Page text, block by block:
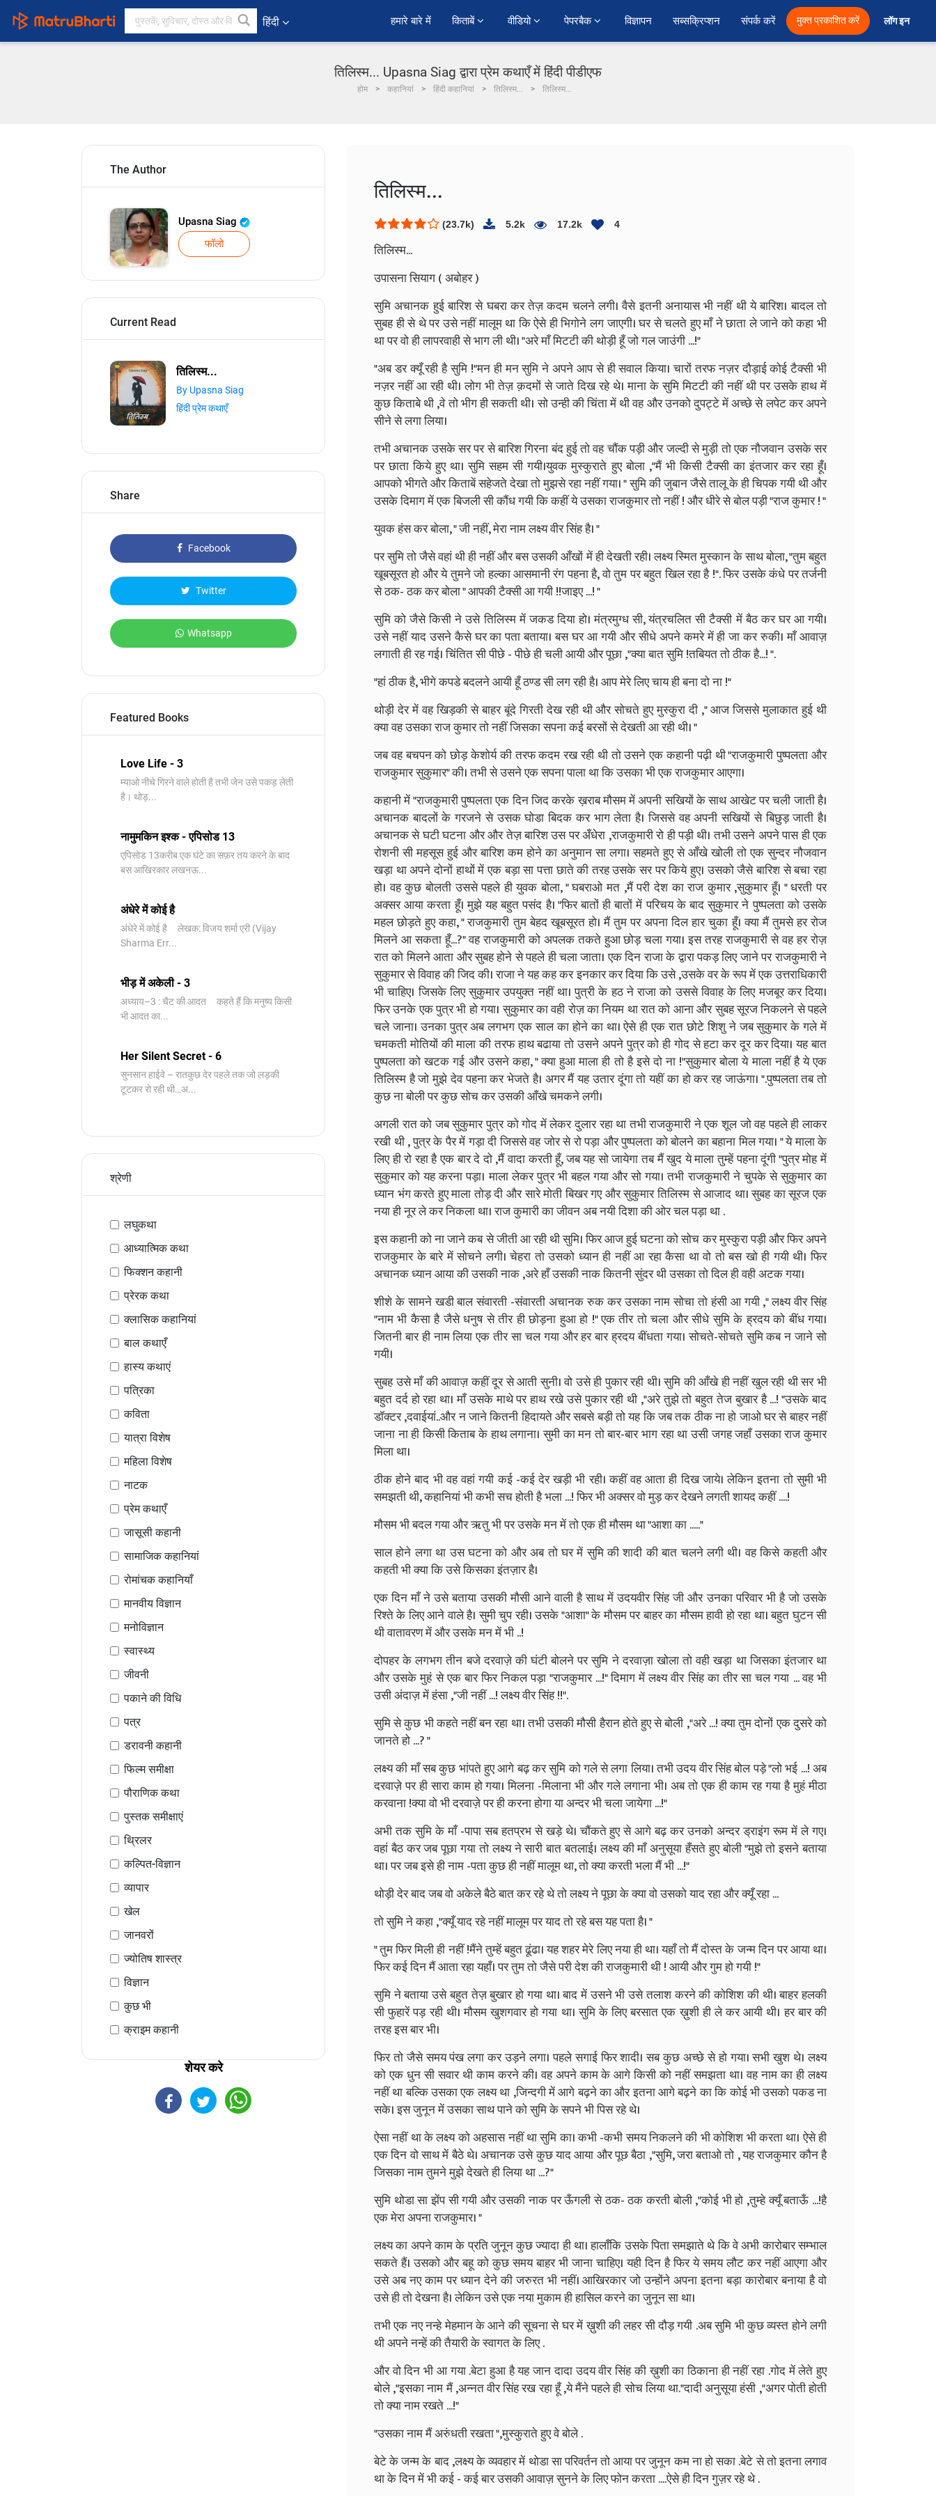
हिंदी हमारे बारे में किताबें वीडियो पेपरबैक विज्ञापन सब्सक्रिप्शन संपर्क करें मुक्त प्रकाशित करें लॉग इन
तिलिस्म... Upasna Siag द्वारा प्रेम कथाएँ में हिंदी पीडीएफ
होम कहानियां हिंदी कहानियां तिलिस्म... तिलिस्म...
The Author
Upasna Siag
फॉलो
Current Read
तिलिस्म...
By Upasna Siag
हिंदी प्रेम कथाएँ
Share
Facebook
Twitter
Whatsapp
Featured Books
Love Life - 3
म्याओ नीचे गिरने वाले होती है तभी जेन उसे पकड़ लेती
है। थोड़...
नामुमकिन इश्क - एपिसोड 13
एपिसोड 13करीब एक घंटे का सफ़र तय करने के बाद
बस आखिरकार लखनऊ...
अंधेरे में कोई है
अंधेरे में कोई है लेखक: विजय शर्मा एरी (Vijay
Sharma Err...
भीड़ में अकेली - 3
अध्याय–3 : चैट की आदत कहते हैं कि मनुष्य किसी
भी आदत का...
Her Silent Secret - 6
सुनसान हाईवे – रातकुछ देर पहले तक जो लड़की
टूटकर रो रही थी…अ...
श्रेणी
लघुकथा
आध्यात्मिक कथा
फिक्शन कहानी
प्रेरक कथा
क्लासिक कहानियां
बाल कथाएँ
हास्य कथाएं
पत्रिका
कविता
यात्रा विशेष
महिला विशेष
नाटक
प्रेम कथाएँ
जासूसी कहानी
सामाजिक कहानियां
रोमांचक कहानियाँ
मानवीय विज्ञान
मनोविज्ञान
स्वास्थ्य
जीवनी
पकाने की विधि
पत्र
डरावनी कहानी
फिल्म समीक्षा
पौराणिक कथा
पुस्तक समीक्षाएं
थ्रिलर
कल्पित-विज्ञान
व्यापार
खेल
जानवरों
ज्योतिष शास्त्र
विज्ञान
कुछ भी
क्राइम कहानी
शेयर करे
तिलिस्म...
(23.7k) 5.2k 17.2k 4
तिलिस्म...
उपासना सियाग ( अबोहर )
सुमि अचानक हुई बारिश से घबरा कर तेज़ कदम चलने लगी। वैसे इतनी अनायास भी नहीं थी ये बारिश। बादल तो
सुबह ही से थे पर उसे नहीं मालूम था कि ऐसे ही भिगोने लग जाएगी। घर से चलते हुए माँ ने छाता ले जाने को कहा भी
था पर वो ही लापरवाही से भाग ली थी। "अरे माँ मिटटी की थोड़ी हूँ जो गल जाउंगी ...!"
"अब डर क्यूँ रही है सुमि !"मन ही मन सुमि ने अपने आप से ही सवाल किया। चारों तरफ नज़र दौड़ाई कोई टैक्सी भी
नज़र नहीं आ रही थी। लोग भी तेज़ क़दमों से जाते दिख रहे थे। माना के सुमि मिटटी की नहीं थी पर उसके हाथ में
कुछ किताबे थी ,वे तो भीग ही सकती थी। सो उन्ही की चिंता में थी वह और उनको दुपट्टे में अच्छे से लपेट कर अपने
सीने से लगा लिया।
तभी अचानक उसके सर पर से बारिश गिरना बंद हुई तो वह चौंक पड़ी और जल्दी से मुड़ी तो एक नौजवान उसके सर
पर छाता किये हुए था। सुमि सहम सी गयी।युवक मुस्कुराते हुए बोला ,"मैं भी किसी टैक्सी का इंतजार कर रहा हूँ।
आपको भीगते और किताबें सहेजते देखा तो मुझसे रहा नहीं गया। " सुमि की जुबान जैसे तालू के ही चिपक गयी थी और
उसके दिमाग में एक बिजली सी कौंध गयी कि कहीं ये उसका राजकुमार तो नहीं ! और धीरे से बोल पड़ी "राज कुमार ! "
युवक हंस कर बोला, " जी नहीं, मेरा नाम लक्ष्य वीर सिंह है। "
पर सुमि तो जैसे वहां थी ही नहीं और बस उसकी आँखों में ही देखती रही। लक्ष्य स्मित मुस्कान के साथ बोला, "तुम बहुत
खूबसूरत हो और ये तुमने जो हल्का आसमानी रंग पहना है, वो तुम पर बहुत खिल रहा है !". फिर उसके कंधे पर तर्जनी
से ठक- ठक कर बोला " आपकी टैक्सी आ गयी !!जाइए ...! "
सुमि को जैसे किसी ने उसे तिलिस्म में जकड दिया हो। मंत्रमुग्ध सी, यंत्रचलित सी टैक्सी में बैठ कर घर आ गयी।
उसे नहीं याद उसने कैसे घर का पता बताया। बस घर आ गयी और सीधे अपने कमरे में ही जा कर रुकी। माँ आवाज़
लगाती ही रह गई। चिंतित सी पीछे - पीछे ही चली आयी और पूछा ,"क्या बात सुमि !तबियत तो ठीक है...! ".
"हां ठीक है, भीगे कपडे बदलने आयी हूँ ठण्ड सी लग रही है। आप मेरे लिए चाय ही बना दो ना !"
थोड़ी देर में वह खिड़की से बाहर बूंदे गिरती देख रही थी और सोचते हुए मुस्कुरा दी ," आज जिससे मुलाकात हुई थी
क्या वह उसका राज कुमार तो नहीं जिसका सपना कई बरसों से देखती आ रही थी। "
जब वह बचपन को छोड़ केशोर्य की तरफ कदम रख रही थी तो उसने एक कहानी पढ़ी थी "राजकुमारी पुष्पलता और
राजकुमार सुकुमार" की। तभी से उसने एक सपना पाला था कि उसका भी एक राजकुमार आएगा।
कहानी में "राजकुमारी पुष्पलता एक दिन जिद करके ख़राब मौसम में अपनी सखियों के साथ आखेट पर चली जाती है।
अचानक बादलों के गरजने से उसक घोडा बिदक कर भाग लेता है। जिससे वह अपनी सखियों से बिछुड़ जाती है।
अचानक से घटी घटना और और तेज़ बारिश उस पर अँधेरा ,राजकुमारी रो ही पड़ी थी। तभी उसने अपने पास ही एक
रोशनी सी महसूस हुई और बारिश कम होने का अनुमान सा लगा। सहमते हुए से आँखे खोली तो एक सुन्दर नौजवान
खड़ा था अपने दोनों हाथों में एक बड़ा सा पत्ता छाते की तरह उसके सर पर किये हुए। उसको जैसे बारिश से बचा रहा
हो। वह कुछ बोलती उससे पहले ही युवक बोला, " घबराओ मत ,मैं परी देश का राज कुमार ,सुकुमार हूँ। " धरती पर
अक्सर आया करता हूँ। मुझे यह बहुत पसंद है। "फिर बातों ही बातों में परिचय के बाद सुकुमार ने पुष्पलता को उसके
महल छोड़ते हुए कहा, " राजकुमारी तुम बेहद खूबसूरत हो। मैं तुम पर अपना दिल हार चुका हूँ। क्या मैं तुमसे हर रोज
मिलने आ सकता हूँ...?" वह राजकुमारी को अपलक तकते हुआ छोड़ चला गया। इस तरह राजकुमारी से वह हर रोज़
रात को मिलने आता और सुबह होने से पहले ही चला जाता। एक दिन राजा के द्वारा पकड़ लिए जाने पर राजकुमारी ने
सुकुमार से विवाह की जिद की। राजा ने यह कह कर इनकार कर दिया कि उसे ,उसके वर के रूप में एक उत्तराधिकारी
भी चाहिए। जिसके लिए सुकुमार उपयुक्त नहीं था। पुत्री के हठ ने राजा को उससे विवाह के लिए मजबूर कर दिया।
फिर उनके एक पुत्र भी हो गया। सुकुमार का वही रोज़ का नियम था रात को आना और सुबह सूरज निकलने से पहले
चले जाना। उनका पुत्र अब लगभग एक साल का होने का था। ऐसे ही एक रात छोटे शिशु ने जब सुकुमार के गले में
चमकती मोतियों की माला की तरफ हाथ बढाया तो उसने अपने पुत्र को ही गोद से हटा कर दूर कर दिया। यह बात
पुष्पलता को खटक गई और उसने कहा, " क्या हुआ माला ही तो है इसे दो ना !"सुकुमार बोला ये माला नहीं है ये एक
तिलिस्म है जो मुझे देव पहना कर भेजते है। अगर मैं यह उतार दूंगा तो यहीं का हो कर रह जाऊंगा। ".पुष्पलता तब तो
कुछ ना बोली पर कुछ सोच कर उसकी आँखे चमकने लगी।
अगली रात को जब सुकुमार पुत्र को गोद में लेकर दुलार रहा था तभी राजकुमारी ने एक शूल जो वह पहले ही लाकर
रखी थी , पुत्र के पैर में गड़ा दी जिससे वह जोर से रो पड़ा और पुष्पलता को बोलने का बहाना मिल गया। " ये माला के
लिए ही रो रहा है एक बार दे दो ,मैं वादा करती हूँ, जब यह सो जायेगा तब मैं खुद ये माला तुम्हें पहना दूंगी "पुत्र मोह में
सुकुमार को यह करना पड़ा। माला लेकर पुत्र भी बहल गया और सो गया। तभी राजकुमारी ने चुपके से सुकुमार का
ध्यान भंग करते हुए माला तोड़ दी और सारे मोती बिखर गए और सुकुमार तिलिस्म से आजाद था। सुबह का सूरज एक
नया ही नूर ले कर निकला था। राज कुमारी का जीवन अब नयी दिशा की ओर चल पड़ा था .
इस कहानी को ना जाने कब से जीती आ रही थी सुमि। फिर आज हुई घटना को सोच कर मुस्कुरा पड़ी और फिर अपने
राजकुमार के बारे में सोचने लगी। चेहरा तो उसको ध्यान ही नहीं आ रहा कैसा था वो तो बस खो ही गयी थी। फिर
अचानक ध्यान आया की उसकी नाक ,अरे हाँ उसकी नाक कितनी सुंदर थी उसका तो दिल ही वही अटक गया।
शीशे के सामने खडी बाल संवारती -संवारती अचानक रुक कर उसका नाम सोचा तो हंसी आ गयी ," लक्ष्य वीर सिंह
"नाम भी कैसा है जैसे धनुष से तीर ही छोड़ना हुआ हो !" एक तीर तो चला और सीधे सुमि के ह्रदय को बींध गया।
जितनी बार ही नाम लिया एक तीर सा चल गया और हर बार ह्रदय बींधता गया। सोचते-सोचते सुमि कब न जाने सो
गयी।
सुबह उसे माँ की आवाज़ कहीं दूर से आती सुनी। वो उसे ही पुकार रही थी। सुमि की आँखे ही नहीं खुल रही थी सर भी
बहुत दर्द हो रहा था। माँ उसके माथे पर हाथ रखे उसे पुकार रही थी ,"अरे तुझे तो बहुत तेज बुखार है ...! "उसके बाद
डॉक्टर ,दवाईयां..और न जाने कितनी हिदायते और सबसे बड़ी तो यह कि जब तक ठीक ना हो जाओ घर से बाहर नहीं
जाना ना ही किसी किताब के हाथ लगाना। सुमी का मन तो बार-बार भाग रहा था उसी जगह जहाँ उसका राज कुमार
मिला था।
ठीक होने बाद भी वह वहां गयी कई -कई देर खड़ी भी रही। कहीं वह आता ही दिख जाये। लेकिन इतना तो सुमी भी
समझती थी, कहानियां भी कभी सच होती है भला ...! फिर भी अक्सर वो मुड़ कर देखने लगती शायद कहीं ....!
मौसम भी बदल गया और ऋतु भी पर उसके मन में तो एक ही मौसम था "आशा का ....."
साल होने लगा था उस घटना को और अब तो घर में सुमि की शादी की बात चलने लगी थी। वह किसे कहती और
कहती भी क्या कि उसे किसका इंतज़ार है।
एक दिन माँ ने उसे बताया उसकी मौसी आने वाली है साथ में उदयवीर सिंह जी और उनका परिवार भी है जो उसके
रिश्ते के लिए आने वाले है। सुमी चुप रही। उसके "आशा" के मौसम पर बाहर का मौसम हावी हो रहा था। बहुत घुटन सी
थी वातावरण में और उसके मन में भी ..!
दोपहर के लगभग तीन बजे दरवाज़े की घंटी बोलने पर सुमि ने दरवाज़ा खोला तो वही खड़ा था जिसका इंतजार था
और उसके मुहं से एक बार फिर निकल पड़ा "राजकुमार ...!" दिमाग में लक्ष्य वीर सिंह का तीर सा चल गया ... वह भी
उसी अंदाज़ में हंसा ,"जी नहीं ...! लक्ष्य वीर सिंह !!".
सुमि से कुछ भी कहते नहीं बन रहा था। तभी उसकी मौसी हैरान होते हुए से बोली ,"अरे ...! क्या तुम दोनों एक दुसरे को
जानते हो ...? "
लक्ष्य की माँ सब कुछ भांपते हुए आगे बढ़ कर सुमि को गले से लगा लिया। तभी उदय वीर सिंह बोल पड़े "लो भई ...! अब
दरवाज़े पर ही सारा काम हो गया। मिलना -मिलाना भी और गले लगाना भी। अब तो एक ही काम रह गया है मुहं मीठा
करवाना !क्या वो भी दरवाज़े पर ही करना होगा या अन्दर भी चला जायेगा ...!"
अभी तक सुमि के माँ -पापा सब हतप्रभ से खड़े थे। चौंकते हुए से आगे बढ़ कर उनको अन्दर ड्राइंग रूम में ले गए।
वहां बैठ कर जब पूछा गया तो लक्ष्य ने सारी बात बतलाई। लक्ष्य की माँ अनुसूया हँसते हुए बोली "मुझे तो इसने बताया
था। पर जब इसे ही नाम -पता कुछ ही नहीं मालूम था, तो क्या करती भला मैं भी ...!"
थोड़ी देर बाद जब वो अकेले बैठे बात कर रहे थे तो लक्ष्य ने पूछा के क्या वो उसको याद रहा और क्यूँ रहा ...
तो सुमि ने कहा ,"क्यूँ याद रहे नहीं मालूम पर याद तो रहे बस यह पता है। "
" तुम फिर मिली ही नहीं !मैंने तुम्हें बहुत ढूंढा। यह शहर मेरे लिए नया ही था। यहाँ तो मैं दोस्त के जन्म दिन पर आया था।
फिर कई दिन मैं आता रहा यहाँ। पर तुम तो जैसे परी देश की राजकुमारी थी ! आयी और गुम हो गयी !"
सुमि ने बताया उसे बहुत तेज़ बुखार हो गया था। बाद में उसने भी उसे तलाश करने की कोशिश की थी। बाहर हलकी
सी फुहारें पड़ रही थी। मौसम खुशगवार हो गया था। सुमि के लिए बरसात एक ख़ुशी ही ले कर आयी थी। हर बार की
तरह इस बार भी।
फिर तो जैसे समय पंख लगा कर उड़ने लगा। पहले सगाई फिर शादी। सब कुछ अच्छे से हो गया। सभी खुश थे। लक्ष्य
को एक धुन सी सवार थी काम करने की। वह अपने काम के आगे किसी को नहीं समझता था। वह नाम का ही लक्ष्य
नहीं था बल्कि उसका एक लक्ष्य था ,जिन्दगी में आगे बढ़ने का और इतना आगे बढ़ने का कि कोई भी उसको पकड ना
सके। इस जुनून में उसका साथ पाने को सुमि के सपने भी पिस रहे थे।
ऐसा नहीं था के लक्ष्य को अहसास नहीं था सुमि का। कभी -कभी समय निकलने की भी कोशिश भी करता था। ऐसे ही
एक दिन वो साथ में बैठे थे। अचानक उसे कुछ याद आया और पूछ बैठा ,"सुमि, जरा बताओ तो , यह राजकुमार कौन है
जिसका नाम तुमने मुझे देखते ही लिया था ...?"
सुमि थोडा सा झेंप सी गयी और उसकी नाक पर ऊँगली से ठक- ठक करती बोली ,"कोई भी हो ,तुम्हे क्यूँ बताऊँ ...!है
एक मेरा अपना राजकुमार। "
लक्ष्य का अपने काम के प्रति जुनून कुछ ज्यादा ही था। हालाँकि उसके पिता समझाते थे कि वे अभी कारोबार सम्भाल
सकते हैं। उसको और बहू को कुछ समय बाहर भी जाना चाहिए। यही दिन है फिर ये समय लौट कर नहीं आएगा और
उसे अब नए काम पर ध्यान देने की जरुरत भी नहीं। आखिरकार जो उन्होंने अपना इतना बड़ा कारोबार बनाया है वो
उसे ही तो देखना है। लेकिन उसे एक नया मुकाम ही हासिल करने का जुनून सा था।
तभी एक नए नन्हे मेहमान के आने की सूचना से घर में ख़ुशी की लहर सी दौड़ गयी .अब सुमि भी कुछ व्यस्त होने लगी
थी अपने नन्हें की तैयारी के स्वागत के लिए .
और वो दिन भी आ गया .बेटा हुआ है यह जान दादा उदय वीर सिंह की ख़ुशी का ठिकाना ही नहीं रहा .गोद में लेते हुए
बोले ,"इसका नाम मैं ,अन्नत वीर सिंह रख रहा हूँ ,ये मैंने पहले ही सोच लिया था."दादी अनुसूया हंसी ,"अगर पोती होती
तो क्या नाम रखते ...!"
"उसका नाम मैं अरुंधती रखता ",मुस्कुराते हुए वे बोले .
बेटे के जन्म के बाद ,लक्ष्य के व्यवहार में थोडा सा परिवर्तन तो आया पर जुनून कम ना हो सका .बेटे से तो इतना लगाव
था के दिन में भी कई - कई बार उसकी आवाज़ सुनने के लिए फोन करता ....ऐसे ही दिन गुज़र रहे थे .